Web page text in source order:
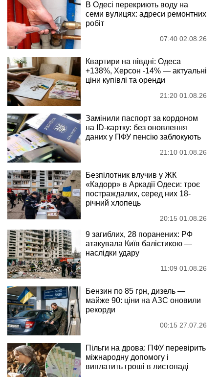
В Одесі перекриють воду на
семи вулицях: адреси ремонтних
робіт
07:40 02.08.26
Квартири на півдні: Одеса
+138%, Херсон -14% — актуальні
ціни купівлі та оренди
21:20 01.08.26
Замінили паспорт за кордоном
на ID-картку: без оновлення
даних у ПФУ пенсію заблокують
21:10 01.08.26
Безпілотник влучив у ЖК
«Кадорр» в Аркадії Одеси: троє
постраждалих, серед них 18-
річний хлопець
20:15 01.08.26
9 загиблих, 28 поранених: РФ
атакувала Київ балістикою —
наслідки удару
11:09 01.08.26
Бензин по 85 грн, дизель —
майже 90: ціни на АЗС оновили
рекорди
00:15 27.07.26
Пільги на дрова: ПФУ перевірить
міжнародну допомогу і
виплатить гроші в листопаді